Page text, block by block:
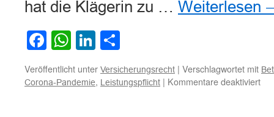
hat die Klägerin zu … Weiterlesen
Facebook
WhatsApp
LinkedIn
Veröffentlicht unter Versicherungsrecht | Verschlagwortet mit
Corona-Pandemie, Leistungspflicht | Kommentare deaktiviertfür